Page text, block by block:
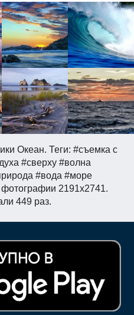
Океан. Теги: #съемка с
#сверху #волна
#вода #море
2191x2741.
449 раз.